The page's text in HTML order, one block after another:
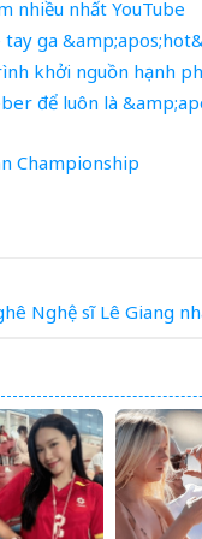
nhiều nhất YouTube
ga
khởi nguồn hạnh
để luôn là
Championship
Nghệ sĩ Lê Giang